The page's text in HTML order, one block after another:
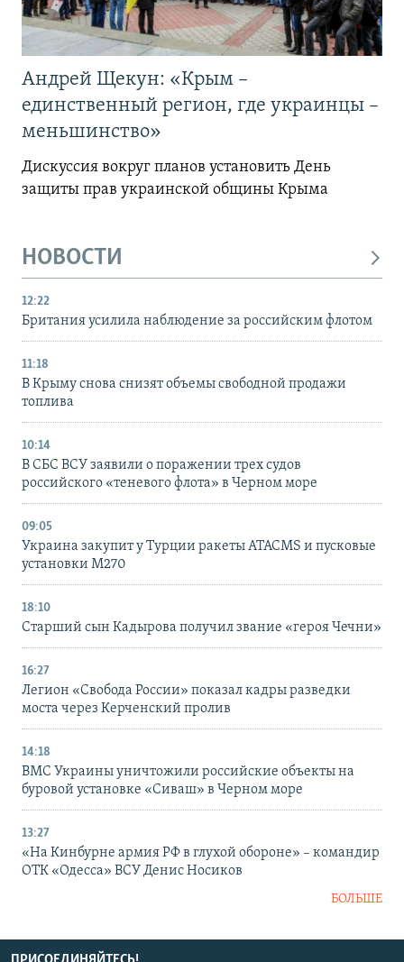
Андрей Щекун: «Крым –
единственный регион, где украинцы –
меньшинство»
Дискуссия вокруг планов установить День
защиты прав украинской общины Крыма
НОВОСТИ
12:22
Британия усилила наблюдение за российским флотом
11:18
В Крыму снова снизят объемы свободной продажи
топлива
10:14
В СБС ВСУ заявили о поражении трех судов
российского «теневого флота» в Черном море
09:05
Украина закупит у Турции ракеты ATACMS и пусковые
установки M270
18:10
Старший сын Кадырова получил звание «героя Чечни»
16:27
Легион «Свобода России» показал кадры разведки
моста через Керченский пролив
14:18
ВМС Украины уничтожили российские объекты на
буровой установке «Сиваш» в Черном море
13:27
«На Кинбурне армия РФ в глухой обороне» – командир
ОТК «Одесса» ВСУ Денис Носиков
БОЛЬШЕ